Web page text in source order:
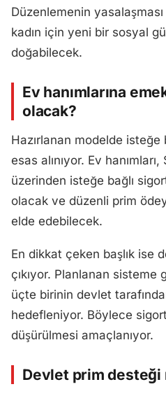
Düzenlemenin
kadın için yeni bir sosyal
doğabilecek.
Ev hanımlarına
olacak?
Hazırlanan modelde isteğe
esas alınıyor. Ev
üzerinden isteğe bağlı
olacak ve düzenli prim
elde edebilecek.
En dikkat çeken başlık ise
çıkıyor. Planlanan
üçte birinin devlet
hedefleniyor. Böylece
düşürülmesi amaçlanıyor.
Devlet prim desteği